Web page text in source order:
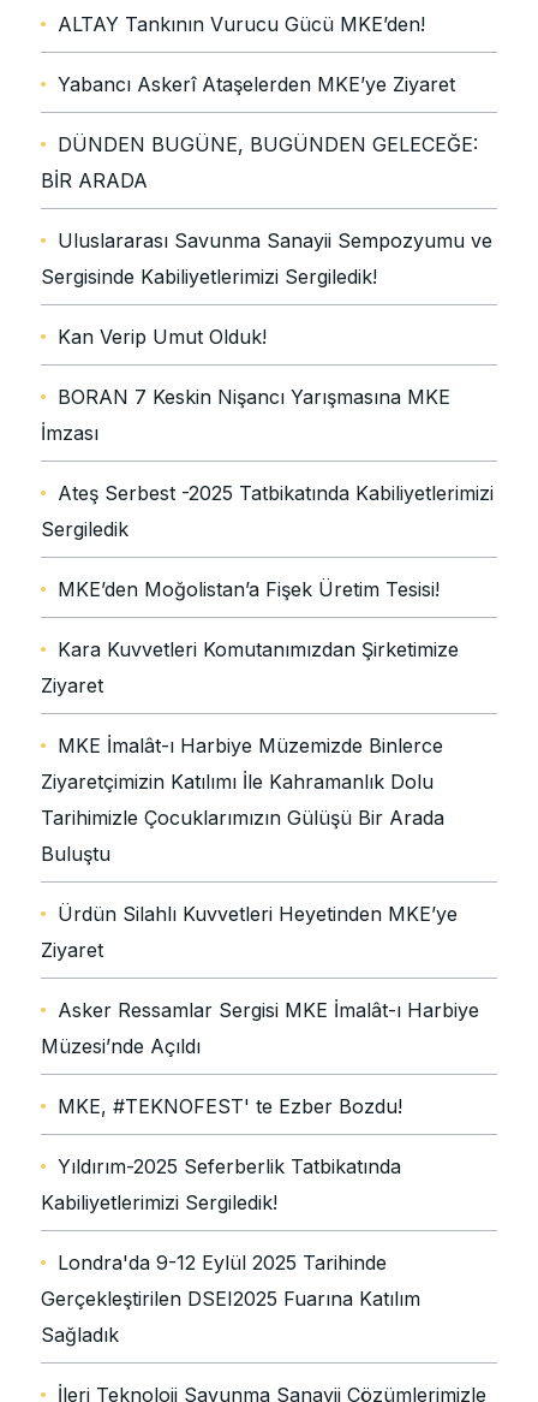
ALTAY Tankının Vurucu Gücü MKE’den!
Yabancı Askerî Ataşelerden MKE’ye Ziyaret
DÜNDEN BUGÜNE, BUGÜNDEN GELECEĞE:
BİR ARADA
Uluslararası Savunma Sanayii Sempozyumu ve
Sergisinde Kabiliyetlerimizi Sergiledik!
Kan Verip Umut Olduk!
BORAN 7 Keskin Nişancı Yarışmasına MKE
İmzası
Ateş Serbest -2025 Tatbikatında Kabiliyetlerimizi
Sergiledik
MKE’den Moğolistan’a Fişek Üretim Tesisi!
Kara Kuvvetleri Komutanımızdan Şirketimize
Ziyaret
MKE İmalât-ı Harbiye Müzemizde Binlerce
Ziyaretçimizin Katılımı İle Kahramanlık Dolu
Tarihimizle Çocuklarımızın Gülüşü Bir Arada
Buluştu
Ürdün Silahlı Kuvvetleri Heyetinden MKE’ye
Ziyaret
Asker Ressamlar Sergisi MKE İmalât-ı Harbiye
Müzesi’nde Açıldı
MKE, #TEKNOFEST' te Ezber Bozdu!
Yıldırım-2025 Seferberlik Tatbikatında
Kabiliyetlerimizi Sergiledik!
Londra'da 9-12 Eylül 2025 Tarihinde
Gerçekleştirilen DSEI2025 Fuarına Katılım
Sağladık
İleri Teknoloji Savunma Sanayii Çözümlerimizle